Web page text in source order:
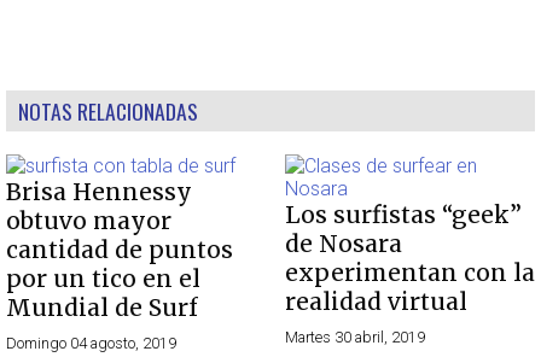
NOTAS RELACIONADAS
Brisa Hennessy
obtuvo mayor
cantidad de puntos
por un tico en el
Mundial de Surf
Domingo 04 agosto, 2019
Los surfistas “geek”
de Nosara
experimentan con la
realidad virtual
Martes 30 abril, 2019